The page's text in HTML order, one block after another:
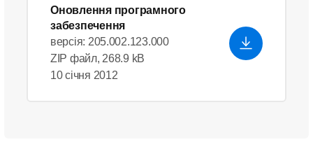
Оновлення програмного
забезпечення
версія: 205.002.123.000
ZIP файл, 268.9 kB
10 січня 2012